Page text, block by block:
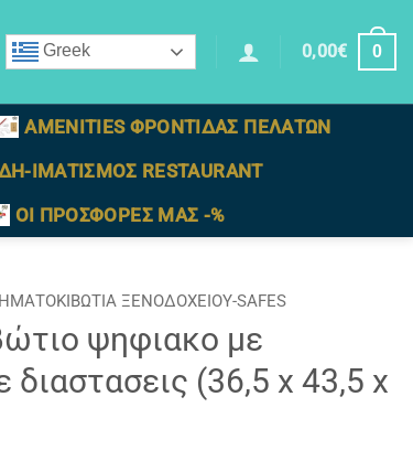
Greek 0,00€ 0
AMENITIES ΦΡΟΝΤΙΔΑΣ ΠΕΛΑΤΩΝ
ΙΜΑΤΙΣΜΟΣ RESTAURANT
ΟΙ ΠΡΟΣΦΟΡΕΣ ΜΑΣ -%
ΞΕΝΟΔΟΧΕΊΟΥ-SAFES
ψηφιακο με
διαστασεις (36,5 x 43,5 x